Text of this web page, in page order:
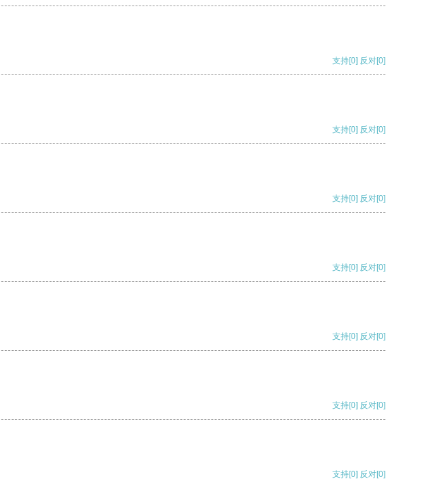
支持[0] 反对[0]
支持[0] 反对[0]
支持[0] 反对[0]
支持[0] 反对[0]
支持[0] 反对[0]
支持[0] 反对[0]
支持[0] 反对[0]